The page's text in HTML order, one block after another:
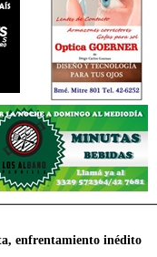
enfrentamiento inédito